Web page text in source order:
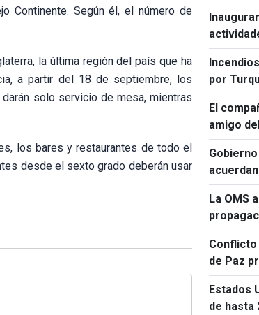
Continente. Según él, el número de
la última región del país que ha
a partir del 18 de septiembre, los
solo servicio de mesa, mientras
los bares y restaurantes de todo el
desde el sexto grado deberán usar
de Ho
por
El
amigo
La OMS
Conflicto
de Paz
15
Estados
de hasta